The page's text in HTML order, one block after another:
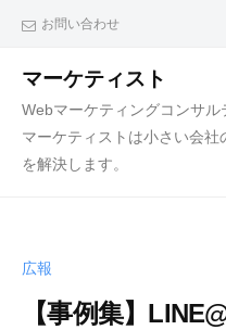
お問い合わせ
マーケティスト
Webマーケティングコンサル
マーケティストは小さい会
を解決します。
広報
【事例集】